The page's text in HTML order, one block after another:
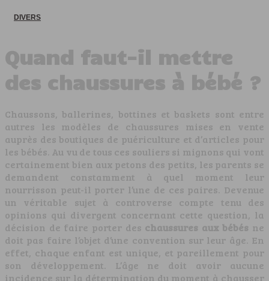
DIVERS
Quand faut-il mettre
des chaussures à bébé ?
Chaussons, ballerines, bottines et baskets sont entre
autres les modèles de chaussures mises en vente
auprès des boutiques de puériculture et d’articles pour
les bébés. Au vu de tous ces souliers si mignons qui vont
certainement bien aux petons des petits, les parents se
demandent constamment à quel moment leur
nourrisson peut-il porter l’une de ces paires. Devenue
un véritable sujet à controverse compte tenu des
opinions qui divergent concernant cette question, la
décision de faire porter des chaussures aux bébés ne
doit pas faire l’objet d’une convention sur leur âge. En
effet, chaque enfant est unique, et pareillement pour
son développement. L’âge ne doit avoir aucune
incidence sur la détermination du moment à chausser